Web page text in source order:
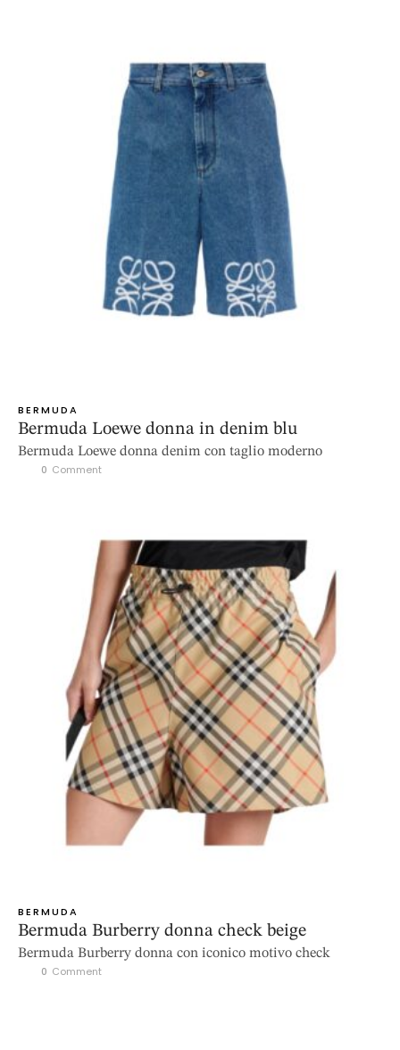
BERMUDA
Bermuda Loewe donna in denim blu
Bermuda Loewe donna denim con taglio moderno
0 Comment
BERMUDA
Bermuda Burberry donna check beige
Bermuda Burberry donna con iconico motivo check
0 Comment